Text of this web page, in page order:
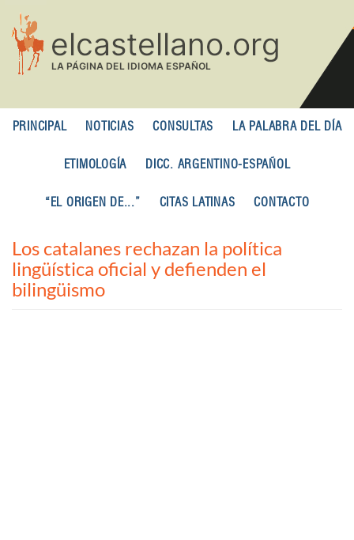
contenido
principal
PRINCIPAL NOTICIAS CONSULTAS LA PALABRA DEL DÍA
ETIMOLOGÍA DICC. ARGENTINO-ESPAÑOL
“EL ORIGEN DE...” CITAS LATINAS CONTACTO
Los catalanes rechazan la política
lingüística oficial y defienden el
bilingüismo